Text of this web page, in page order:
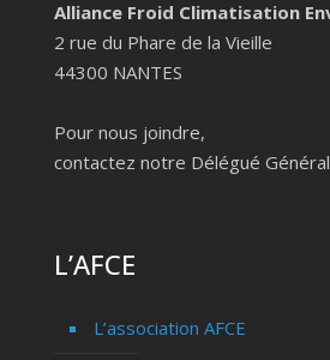
Alliance Froid Climatisation
2 rue du Phare de la Vieille
44300 NANTES
Pour nous joindre,
contactez notre Délégué
L’AFCE
L’association AFCE